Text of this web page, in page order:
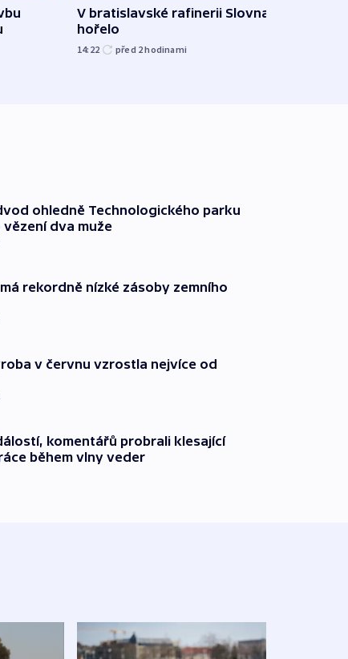
V bratislavské rafinerii Slovnaft
hořelo
14:22 před 2hodinami
ohledně Technologického parku
dva muže
rekordně nízké zásoby zemního
v červnu vzrostla nejvíce od
komentářů probrali klesající
během vlny veder